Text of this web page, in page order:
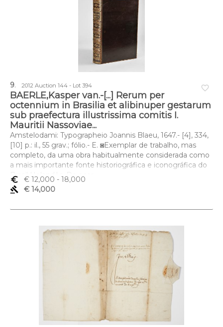
favorite_border
9. 2012 Auction 144 - Lot 394
BAERLE,Kasper van.-[...] Rerum per
octennium in Brasilia et alibinuper gestarum
sub praefectura illustrissima comitis I.
Mauritii Nassoviae...
Amstelodami: Typographeio Joannis Blaeu, 1647.- [4], 334,
[10] p.: il., 55 grav.; fólio.- E. ◙Exemplar de trabalho, mas
completo, da uma obra habitualmente considerada como
a mais importante fonte historiográfica e iconográfica do
Brasil Holandês. De acor
euro_symbol € 12,000 - 18,000
gavel
€ 14,000